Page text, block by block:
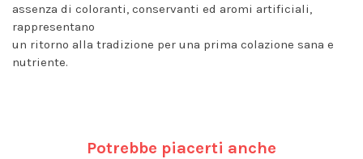
assenza di coloranti, conservanti ed aromi artificiali,
rappresentano
un ritorno alla tradizione per una prima colazione sana e
nutriente.
Potrebbe piacerti anche